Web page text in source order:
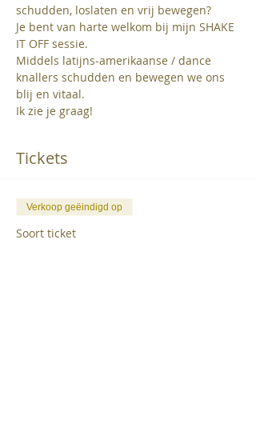
schudden, loslaten en vrij bewegen?
Je bent van harte welkom bij mijn SHAKE
IT OFF sessie.
Middels latijns-amerikaanse / dance
knallers schudden en bewegen we ons
blij en vitaal.
Ik zie je graag!
Tickets
Verkoop geëindigd op
Soort ticket